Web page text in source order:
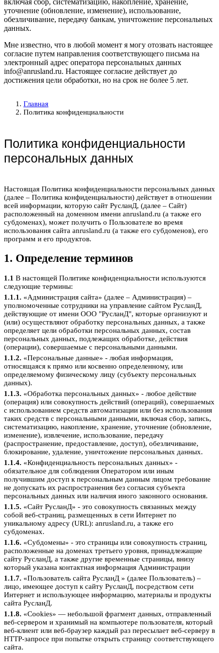
уточнение (обновление, изменение), использование,
обезличивание, передачу банкам, уничтожение персональных
данных.
Мне известно, что в любой момент я могу отозвать настоящее
согласие путем направления соответствующего письма на
электронный адрес оператора персональных данных
info@anrusland.ru. Настоящее согласие действует до
достижения цели обработки, но на срок не более 5 лет.
Главная
Политика конфиденциальности
Политика конфиденциальности
персональных данных
Настоящая Политика конфиденциальности персональных данных
(далее – Политика конфиденциальности) действует в отношении
всей информации, которую сайт РусланД, (далее – Сайт)
расположенный на доменном имени anrusland.ru (а также его
субдоменах), может получить о Пользователе во время
использования сайта anrusland.ru (а также его субдоменов), его
программ и его продуктов.
1. Определение терминов
1.1 В настоящей Политике конфиденциальности используются
следующие термины:
1.1.1. «Администрация сайта» (далее – Администрация) –
уполномоченные сотрудники на управление сайтом РусланД,
действующие от имени ООО "РусланД", которые организуют и
(или) осуществляют обработку персональных данных, а также
определяет цели обработки персональных данных, состав
персональных данных, подлежащих обработке, действия
(операции), совершаемые с персональными данными.
1.1.2. «Персональные данные» - любая информация,
относящаяся к прямо или косвенно определенному, или
определяемому физическому лицу (субъекту персональных
данных).
1.1.3. «Обработка персональных данных» - любое действие
(операция) или совокупность действий (операций), совершаемых
с использованием средств автоматизации или без использования
таких средств с персональными данными, включая сбор, запись,
систематизацию, накопление, хранение, уточнение (обновление,
изменение), извлечение, использование, передачу
(распространение, предоставление, доступ), обезличивание,
блокирование, удаление, уничтожение персональных данных.
1.1.4. «Конфиденциальность персональных данных» -
обязательное для соблюдения Оператором или иным
получившим доступ к персональным данным лицом требование
не допускать их распространения без согласия субъекта
персональных данных или наличия иного законного основания.
1.1.5. «Сайт РусланД» - это совокупность связанных между
собой веб-страниц, размещенных в сети Интернет по
уникальному адресу (URL): anrusland.ru, а также его
субдоменах.
1.1.6. «Субдомены» - это страницы или совокупность страниц,
расположенные на доменах третьего уровня, принадлежащие
сайту РусланД, а также другие временные страницы, внизу
который указана контактная информация Администрации
1.1.7. «Пользователь сайта РусланД » (далее Пользователь) –
лицо, имеющее доступ к сайту РусланД, посредством сети
Интернет и использующее информацию, материалы и продукты
сайта РусланД.
1.1.8. «Cookies» — небольшой фрагмент данных, отправленный
веб-сервером и хранимый на компьютере пользователя, который
веб-клиент или веб-браузер каждый раз пересылает веб-серверу в
HTTP-запросе при попытке открыть страницу соответствующего
сайта.